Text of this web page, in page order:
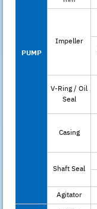
PUMP
Impeller
V-Ring / Oil
Seal
Casing
Shaft Seal
Agitator